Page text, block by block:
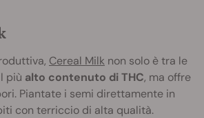
Cereal Milk non solo è tra le
più alto contenuto di THC, ma offre
Piantate i semi direttamente in
con terriccio di alta qualità.